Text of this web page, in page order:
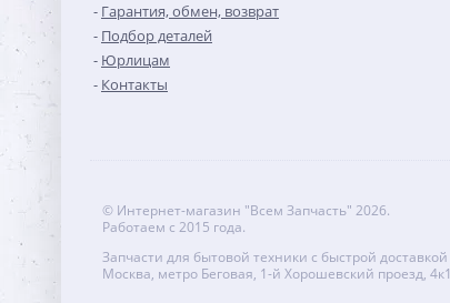
Гарантия, обмен, возврат
Подбор деталей
Юрлицам
Контакты
© Интернет-магазин "Всем Запчасть" 2026.
Работаем с 2015 года.
Запчасти для бытовой техники с быстрой доставкой
Москва, метро Беговая, 1-й Хорошевский проезд, 4к1